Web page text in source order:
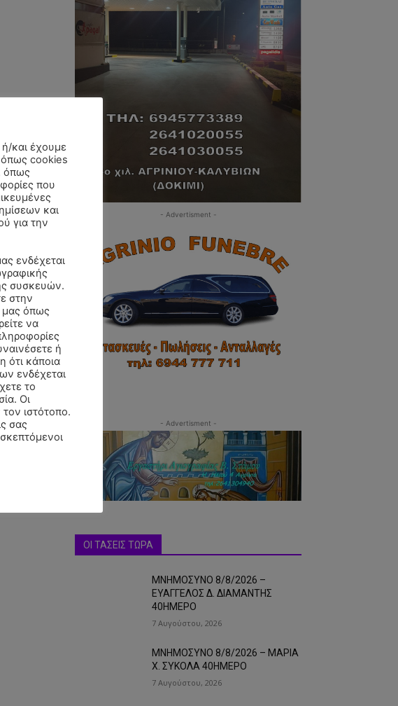
- Advertisment -
- Advertisment -
ΟΙ ΤΑΣΕΙΣ ΤΩΡΑ
ΜΝΗΜΟΣΥΝΟ 8/8/2026 –
ΕΥΑΓΓΕΛΟΣ Δ. ΔΙΑΜΑΝΤΗΣ
40ΗΜΕΡΟ
7 Αυγούστου, 2026
ΜΝΗΜΟΣΥΝΟ 8/8/2026 – ΜΑΡΙΑ
Χ. ΣΥΚΟΛΑ 40ΗΜΕΡΟ
7 Αυγούστου, 2026
και έχουμε
όπως cookies
όπως
που
και
για την
ενδέχεται
συσκευών.
στην
μας όπως
να
ή
ότι κάποια
ενδέχεται
το
Οι
ιστότοπο.
σας